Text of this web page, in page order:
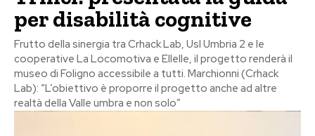
per disabilità cognitive
Frutto della sinergia tra Crhack Lab, Usl Umbria 2 e le
cooperative La Locomotiva e Ellelle, il progetto renderà il
museo di Foligno accessibile a tutti. Marchionni (Crhack
Lab): “L’obiettivo è proporre il progetto anche ad altre
realtà della Valle umbra e non solo”